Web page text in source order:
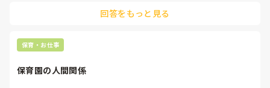
回答をもっと見る
保育・お仕事
保育園の人間関係